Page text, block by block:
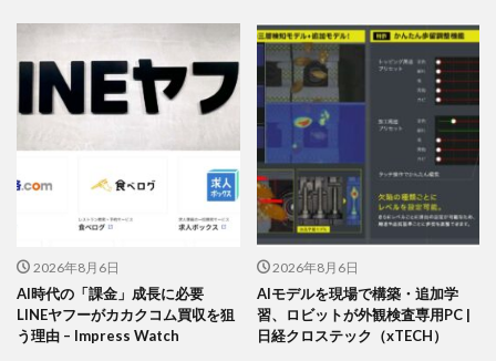
2026年8月6日
AI時代の「課金」成長に必要
LINEヤフーがカカクコム買収を狙
う理由 – Impress Watch
2026年8月6日
AIモデルを現場で構築・追加学
習、ロビットが外観検査専用PC |
日経クロステック（xTECH）